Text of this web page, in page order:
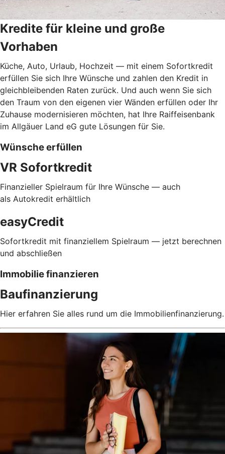
Kredite für kleine und große
Vorhaben
Küche, Auto, Urlaub, Hochzeit — mit einem Sofortkredit
erfüllen Sie sich Ihre Wünsche und zahlen den Kredit in
gleichbleibenden Raten zurück. Und auch wenn Sie sich
den Traum von den eigenen vier Wänden erfüllen oder Ihr
Zuhause modernisieren möchten, hat Ihre Raiffeisenbank
im Allgäuer Land eG gute Lösungen für Sie.
Wünsche erfüllen
VR Sofortkredit
Finanzieller Spielraum für Ihre Wünsche — auch
als Autokredit erhältlich
easyCredit
Sofortkredit mit finanziellem Spielraum — jetzt berechnen
und abschließen
Immobilie finanzieren
Baufinanzierung
Hier erfahren Sie alles rund um die Immobilienfinanzierung.